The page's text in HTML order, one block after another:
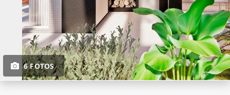
6 FOTOS